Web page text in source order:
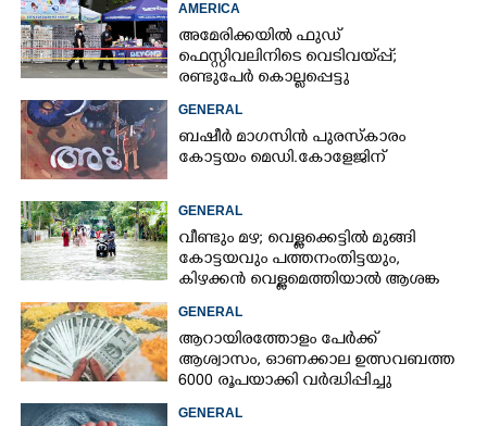
AMERICA
അമേരിക്കയിൽ ഫുഡ്
ഫെസ്റ്റിവലിനിടെ വെടിവയ്‌പ്പ്;
രണ്ടുപേർ കൊല്ലപ്പെട്ടു
GENERAL
ബഷീർ മാഗസിൻ പുരസ്കാരം
കോട്ടയം മെഡി.കോളേജിന്
GENERAL
വീണ്ടും മഴ; വെള്ളക്കെട്ടിൽ മുങ്ങി
കോട്ടയവും പത്തനംതിട്ടയും,
കിഴക്കൻ വെള്ളമെത്തിയാൽ ആശങ്ക
ഇരട്ടിക്കും
GENERAL
ആറായിരത്തോളം പേർക്ക്
ആശ്വാസം,​ ഓണക്കാല ഉത്സവബത്ത
6000 രൂപയാക്കി വർദ്ധിപ്പിച്ചു
GENERAL